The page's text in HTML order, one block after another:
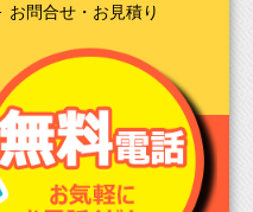
お問合せ・お見積り